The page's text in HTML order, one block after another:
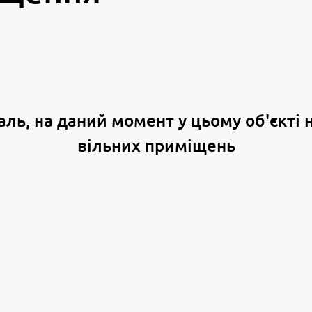
на даний момент у цьому об'єкті
вільних приміщень